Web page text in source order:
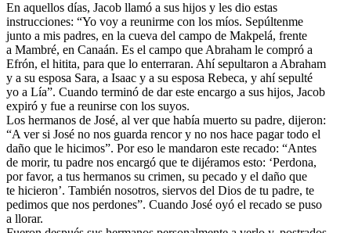
En aquellos días, Jacob llamó a sus hijos y les dio estas
instrucciones: “Yo voy a reunirme con los míos. Sepúltenme
junto a mis padres, en la cueva del campo de Makpelá, frente
a Mambré, en Canaán. Es el campo que Abraham le compró a
Efrón, el hitita, para que lo enterraran. Ahí sepultaron a Abraham
y a su esposa Sara, a Isaac y a su esposa Rebeca, y ahí sepulté
yo a Lía”. Cuando terminó de dar este encargo a sus hijos, Jacob
expiró y fue a reunirse con los suyos.
Los hermanos de José, al ver que había muerto su padre, dijeron:
“A ver si José no nos guarda rencor y no nos hace pagar todo el
daño que le hicimos”. Por eso le mandaron este recado: “Antes
de morir, tu padre nos encargó que te dijéramos esto: ‘Perdona,
por favor, a tus hermanos su crimen, su pecado y el daño que
te hicieron’. También nosotros, siervos del Dios de tu padre, te
pedimos que nos perdones”. Cuando José oyó el recado se puso
a llorar.